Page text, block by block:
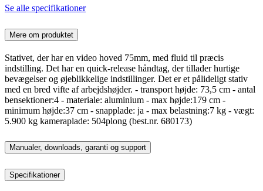
Se alle specifikationer
Mere om produktet
Stativet, der har en video hoved 75mm, med fluid til præcis
indstilling. Det har en quick-release håndtag, der tillader hurtige
bevægelser og øjeblikkelige indstillinger. Det er et pålideligt stativ
med en bred vifte af arbejdshøjder. - transport højde: 73,5 cm - antal
bensektioner:4 - materiale: aluminium - max højde:179 cm -
minimum højde:37 cm - snapplade: ja - max belastning:7 kg - vægt:
5.900 kg kameraplade: 504plong (best.nr. 680173)
Manualer, downloads, garanti og support
Specifikationer